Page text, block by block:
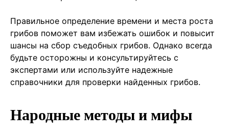
Правильное определение времени и места роста
грибов поможет вам избежать ошибок и повысит
шансы на сбор съедобных грибов. Однако всегда
будьте осторожны и консультируйтесь с
экспертами или используйте надежные
справочники для проверки найденных грибов.
Народные методы и мифы